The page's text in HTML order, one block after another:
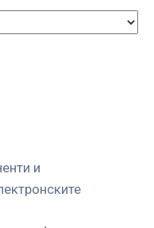
и